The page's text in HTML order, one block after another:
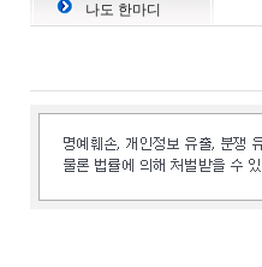
나도 한마디